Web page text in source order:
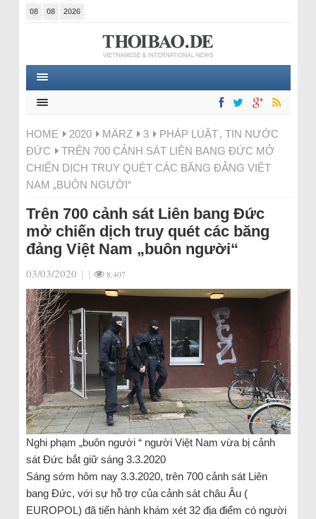
08 08 2026
HOME 2020 MÄRZ 3 PHÁP LUẬT , TIN NƯỚC
ĐỨC
TRÊN 700 CẢNH SÁT LIÊN BANG ĐỨC MỞ
CHIẾN DỊCH TRUY QUÉT CÁC BĂNG ĐẢNG VIỆT
NAM „BUÔN NGƯỜI“
Trên 700 cảnh sát Liên bang Đức
mở chiến dịch truy quét các băng
đảng Việt Nam „buôn người“
03/03/2020 | | 8.407
Nghi phạm „buôn người “ người Việt Nam vừa bị cảnh
sát Đức bắt giữ sáng 3.3.2020
Sáng sớm hôm nay 3.3.2020, trên 700 cảnh sát Liên
bang Đức, với sự hỗ trợ của cảnh sát châu Âu (
EUROPOL) đã tiến hành khám xét 32 địa điểm có người